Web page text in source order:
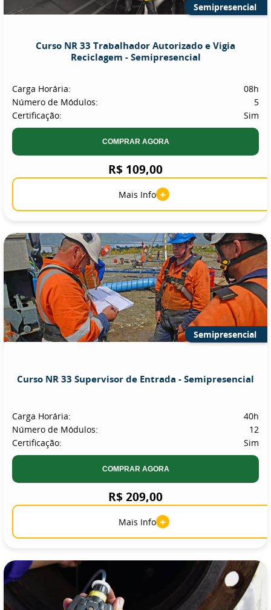
Semipresencial
Curso NR 33 Trabalhador Autorizado e Vigia
Reciclagem - Semipresencial
Carga Horária:
08h
Número de Módulos:
5
Certificação:
Sim
COMPRAR AGORA
R$ 109,00
Mais Info +
Semipresencial
Curso NR 33 Supervisor de Entrada - Semipresencial
Carga Horária:
40h
Número de Módulos:
12
Certificação:
Sim
COMPRAR AGORA
R$ 209,00
Mais Info +